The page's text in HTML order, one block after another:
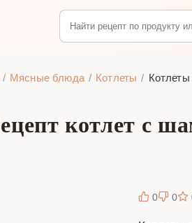
Мясные блюда Котлеты
котлет с
0
0